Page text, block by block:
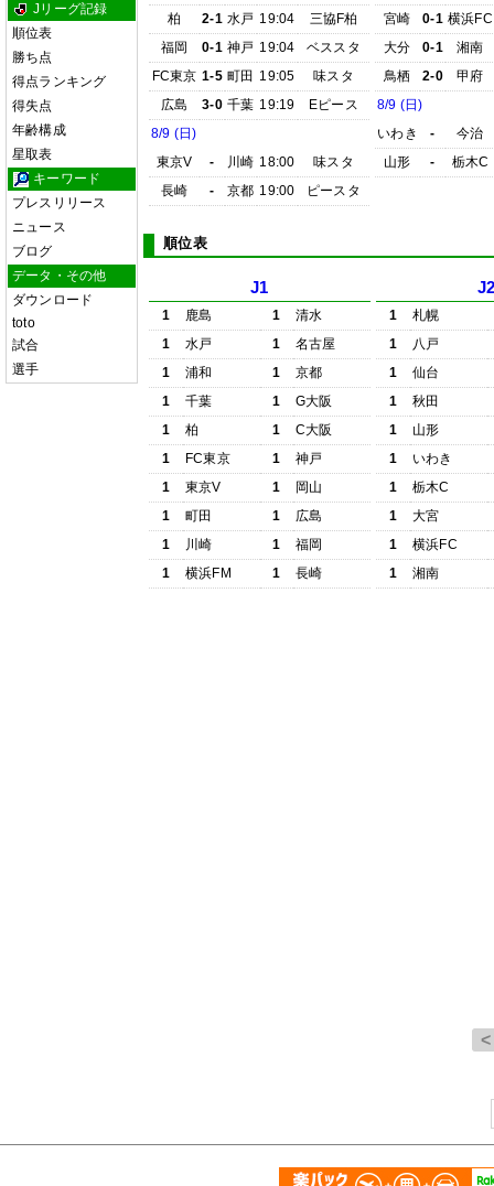
Jリーグ記録
順位表
勝ち点
得点ランキング
得失点
年齢構成
星取表
キーワード
プレスリリース
ニュース
ブログ
データ・その他
ダウンロード
toto
試合
選手
柏
2-1 水戸 19:04
三協F柏
福岡
0-1 神戸 19:04
ベススタ
FC東京 1-5 町田 19:05
味スタ
広島
3-0 千葉 19:19
Eピース
8/9 (日)
東京V
- 川崎 18:00
味スタ
長崎
- 京都 19:00 ピースタ
宮崎
0-1 横浜FC
大分
0-1
湘南
鳥栖
2-0
甲府
8/9 (日)
いわき
-
今治
山形
- 栃木C
順位表
J1
1 鹿島 1
清水
1
水戸 1
名古屋
1
浦和 1
京都
1
千葉 1
G大阪
1
柏 1
C大阪
1
FC東京 1
神戸
1
東京V 1
岡山
1
町田 1
広島
1
川崎 1
福岡
1
横浜FM 1 長崎
1
札幌
1
八戸
1
仙台
1
秋田
1
山形
1
いわき
1
栃木C
1
大宮
1
横浜FC
1
湘南